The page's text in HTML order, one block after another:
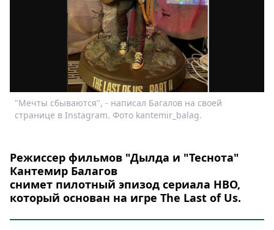
Metro
Стримы
Спецпроекты
Звезды
Выборы
2026
Скачай
"Мечты сбываются", - написал Багалов на своей
странице в Instagram. Фото kantemir_balag.
Режиссер фильмов "Дылда и "Теснота"
Кантемир Балагов
снимет пилотный эпизод сериала HBO,
который основан на игре The Last of Us.